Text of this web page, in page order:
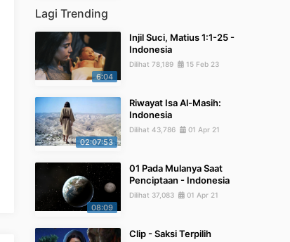
Lagi Trending
6:04
Injil Suci, Matius 1:1-25 -
Indonesia
Dilihat 78,189 15 Feb 23
02:07:53
Riwayat Isa Al-Masih:
Indonesia
Dilihat 43,786 01 Apr 21
08:09
01 Pada Mulanya Saat
Penciptaan - Indonesia
Dilihat 37,083 01 Apr 21
Clip - Saksi Terpilih